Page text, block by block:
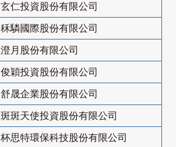
玄仁投資股份有限公司
秝驎國際股份有限公司
澄月股份有限公司
俊穎投資股份有限公司
舒晟企業股份有限公司
斑斑天使投資股份有限公司
杯思特環保科技股份有限公司